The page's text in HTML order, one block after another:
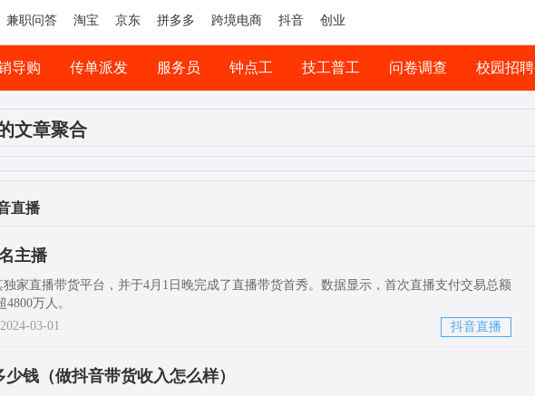
兼职问答 淘宝 京东 拼多多 跨境电商 抖音 创业
导购 传单派发 服务员 钟点工 技工普工 问卷调查 校园招聘
文章聚合
直播
主播
家直播带货平台，并于4月1日晚完成了直播带货首秀。数据显示，首次直播支付交易总额
万人。
03-01 抖音直播
钱（做抖音带货收入怎么样）